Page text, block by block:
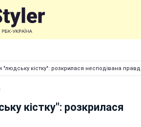
кістку": розкрилася несподівана
кістку": розкрилася